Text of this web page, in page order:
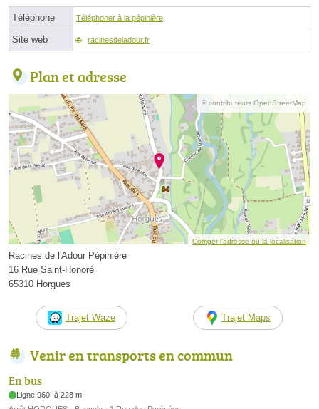
Téléphone Téléphoner à la pépinière
Site web racinesdeladour.fr
Plan et adresse
© contributeurs OpenStreetMap
Corriger l’adresse ou la localisation
Racines de l'Adour Pépinière
16 Rue Saint-Honoré
65310 Horgues
Trajet Waze Trajet Maps
Venir en transports en commun
En bus
Ligne 960, à 228 m